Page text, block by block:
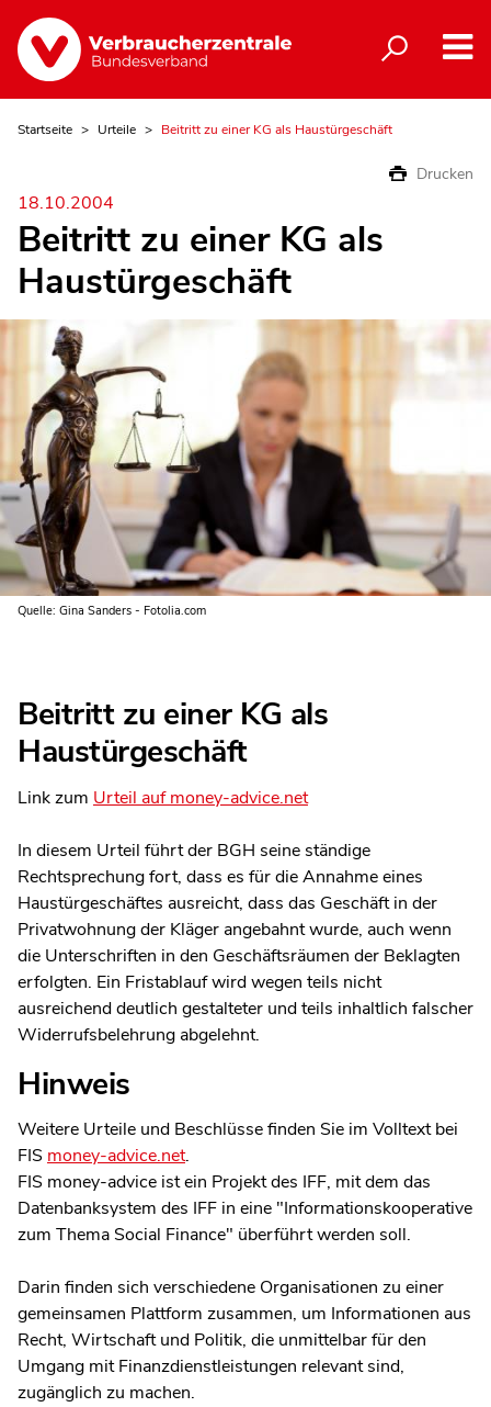
Startseite Urteile Beitritt zu einer KG als Haustürgeschäft
Drucken
18.10.2004
Beitritt zu einer KG als
Haustürgeschäft
Quelle: Gina Sanders - Fotolia.com
Beitritt zu einer KG als
Haustürgeschäft
Link zum Urteil auf money-advice.net
In diesem Urteil führt der BGH seine ständige
Rechtsprechung fort, dass es für die Annahme eines
Haustürgeschäftes ausreicht, dass das Geschäft in der
Privatwohnung der Kläger angebahnt wurde, auch wenn
die Unterschriften in den Geschäftsräumen der Beklagten
erfolgten. Ein Fristablauf wird wegen teils nicht
ausreichend deutlich gestalteter und teils inhaltlich falscher
Widerrufsbelehrung abgelehnt.
Hinweis
Weitere Urteile und Beschlüsse finden Sie im Volltext bei
FIS money-advice.net.
FIS money-advice ist ein Projekt des IFF, mit dem das
Datenbanksystem des IFF in eine "Informationskooperative
zum Thema Social Finance" überführt werden soll.
Darin finden sich verschiedene Organisationen zu einer
gemeinsamen Plattform zusammen, um Informationen aus
Recht, Wirtschaft und Politik, die unmittelbar für den
Umgang mit Finanzdienstleistungen relevant sind,
zugänglich zu machen.